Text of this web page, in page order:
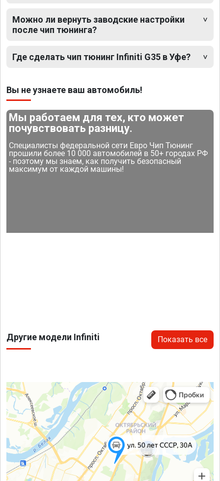
Можно ли вернуть заводские настройки
после чип тюнинга?
Где сделать чип тюнинг Infiniti G35 в Уфе?
Вы не узнаете ваш автомобиль!
Мы работаем для тех, кто может
почувствовать разницу.
Специалисты федеральной сети Евро Чип Тюнинг
прошили более 10 000 автомобилей в 50+ городах РФ
- поэтому мы знаем, как получить безопасный
максимум от каждой машины!
Другие модели Infiniti Показать все